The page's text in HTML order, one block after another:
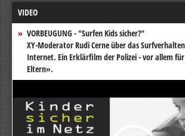
VIDEO
VORBEUGUNG - "Surfen Kids sicher?"
XY-Moderator Rudi Cerne über das
Internet. Ein Erklärfilm der Polizei - vor allem
Eltern».
Video-